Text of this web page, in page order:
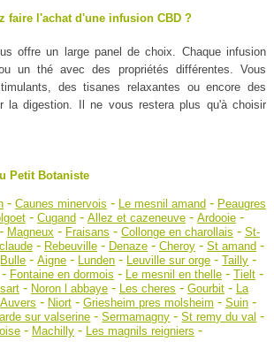
faire l'achat d'une infusion CBD ?
offre un large panel de choix. Chaque infusion
un thé avec des propriétés différentes. Vous
des tisanes relaxantes ou encore des
la digestion. Il ne vous restera plus qu'à choisir
Petit Botaniste
- Caunes minervois - Le mesnil amand- Peaugres
- Cugand- Allez et cazeneuve- Ardooie-
Magneux - Fraisans - Collonge en charollais - St-
- Rebeuville- Denaze- Cheroy- St amand-
Bulle -Aigne - Lunden - Leuville sur orge -Tailly -
Fontaine en dormois - Le mesnil en thelle- Tielt-
- Noron l abbaye- Les cheres - Gourbit- La
Auvers - Niort- Griesheim pres molsheim - Suin-
sur valserine -Sermamagny -St remy du val -
- Machilly- Les magnils reigniers -